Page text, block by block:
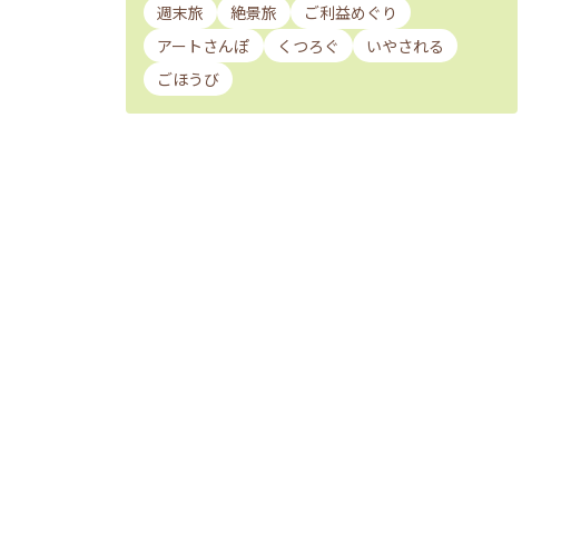
週末旅 絶景旅
ご利益めぐり
アートさんぽ
くつろぐ
いやされる
ごほうび